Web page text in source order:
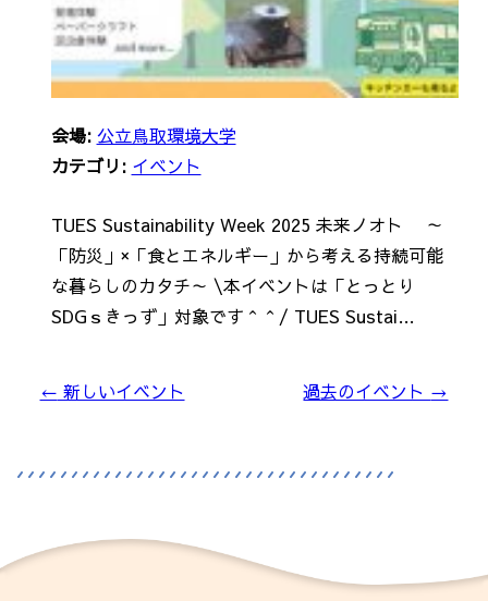
会場: 公立鳥取環境大学
カテゴリ: イベント
TUES Sustainability Week 2025 未来ノオト ～
「防災」×「食とエネルギー」から考える持続可能
な暮らしのカタチ～ \本イベントは「とっとり
SDGｓきっず」対象です＾＾/ TUES Sustai…
過去のイベント →
← 新しいイベント